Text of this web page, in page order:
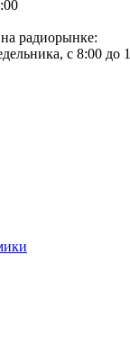
радиорынке:
с 8:00 до